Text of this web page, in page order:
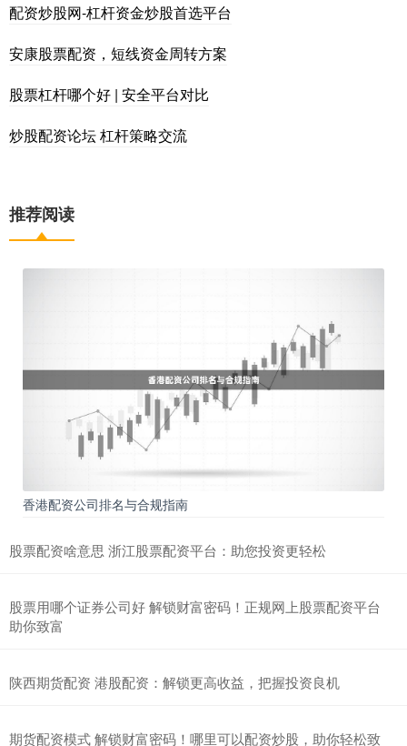
配资炒股网-杠杆资金炒股首选平台
安康股票配资，短线资金周转方案
股票杠杆哪个好 | 安全平台对比
炒股配资论坛 杠杆策略交流
推荐阅读
香港配资公司排名与合规指南
股票配资啥意思 浙江股票配资平台：助您投资更轻松
股票用哪个证券公司好 解锁财富密码！正规网上股票配资平台
助你致富
陕西期货配资 港股配资：解锁更高收益，把握投资良机
期货配资模式 解锁财富密码！哪里可以配资炒股，助你轻松致